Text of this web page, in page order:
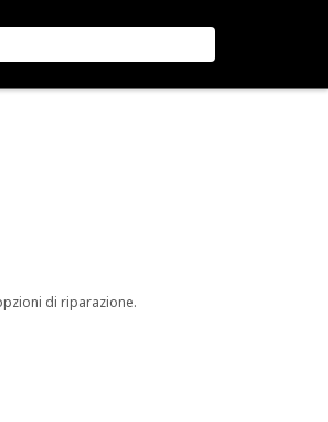
di riparazione.